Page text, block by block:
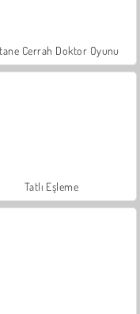
Cerrah Doktor Oyunu
Tatlı Eşleme